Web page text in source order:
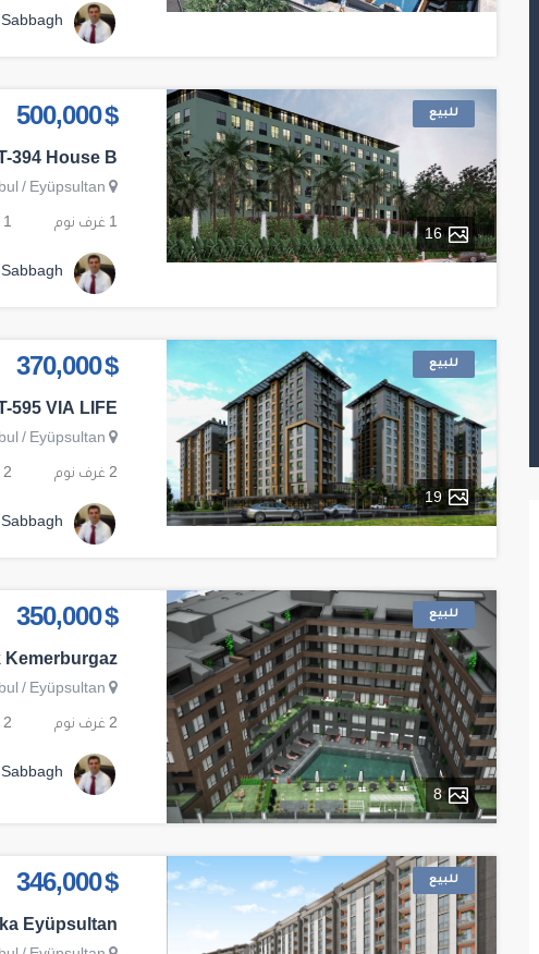
للبيع
16
$ 500,000
394 House B
/ Eyüpsultan
1 غرف نوم 1 حمامات
للبيع
19
$ 370,000
595 VIA LIFE
/ Eyüpsultan
2 غرف نوم 2 حمامات
للبيع
8
$ 350,000
Kemerburgaz
/ Eyüpsultan
2 غرف نوم 2 حمامات
للبيع $ 346,000
Eyüpsultan